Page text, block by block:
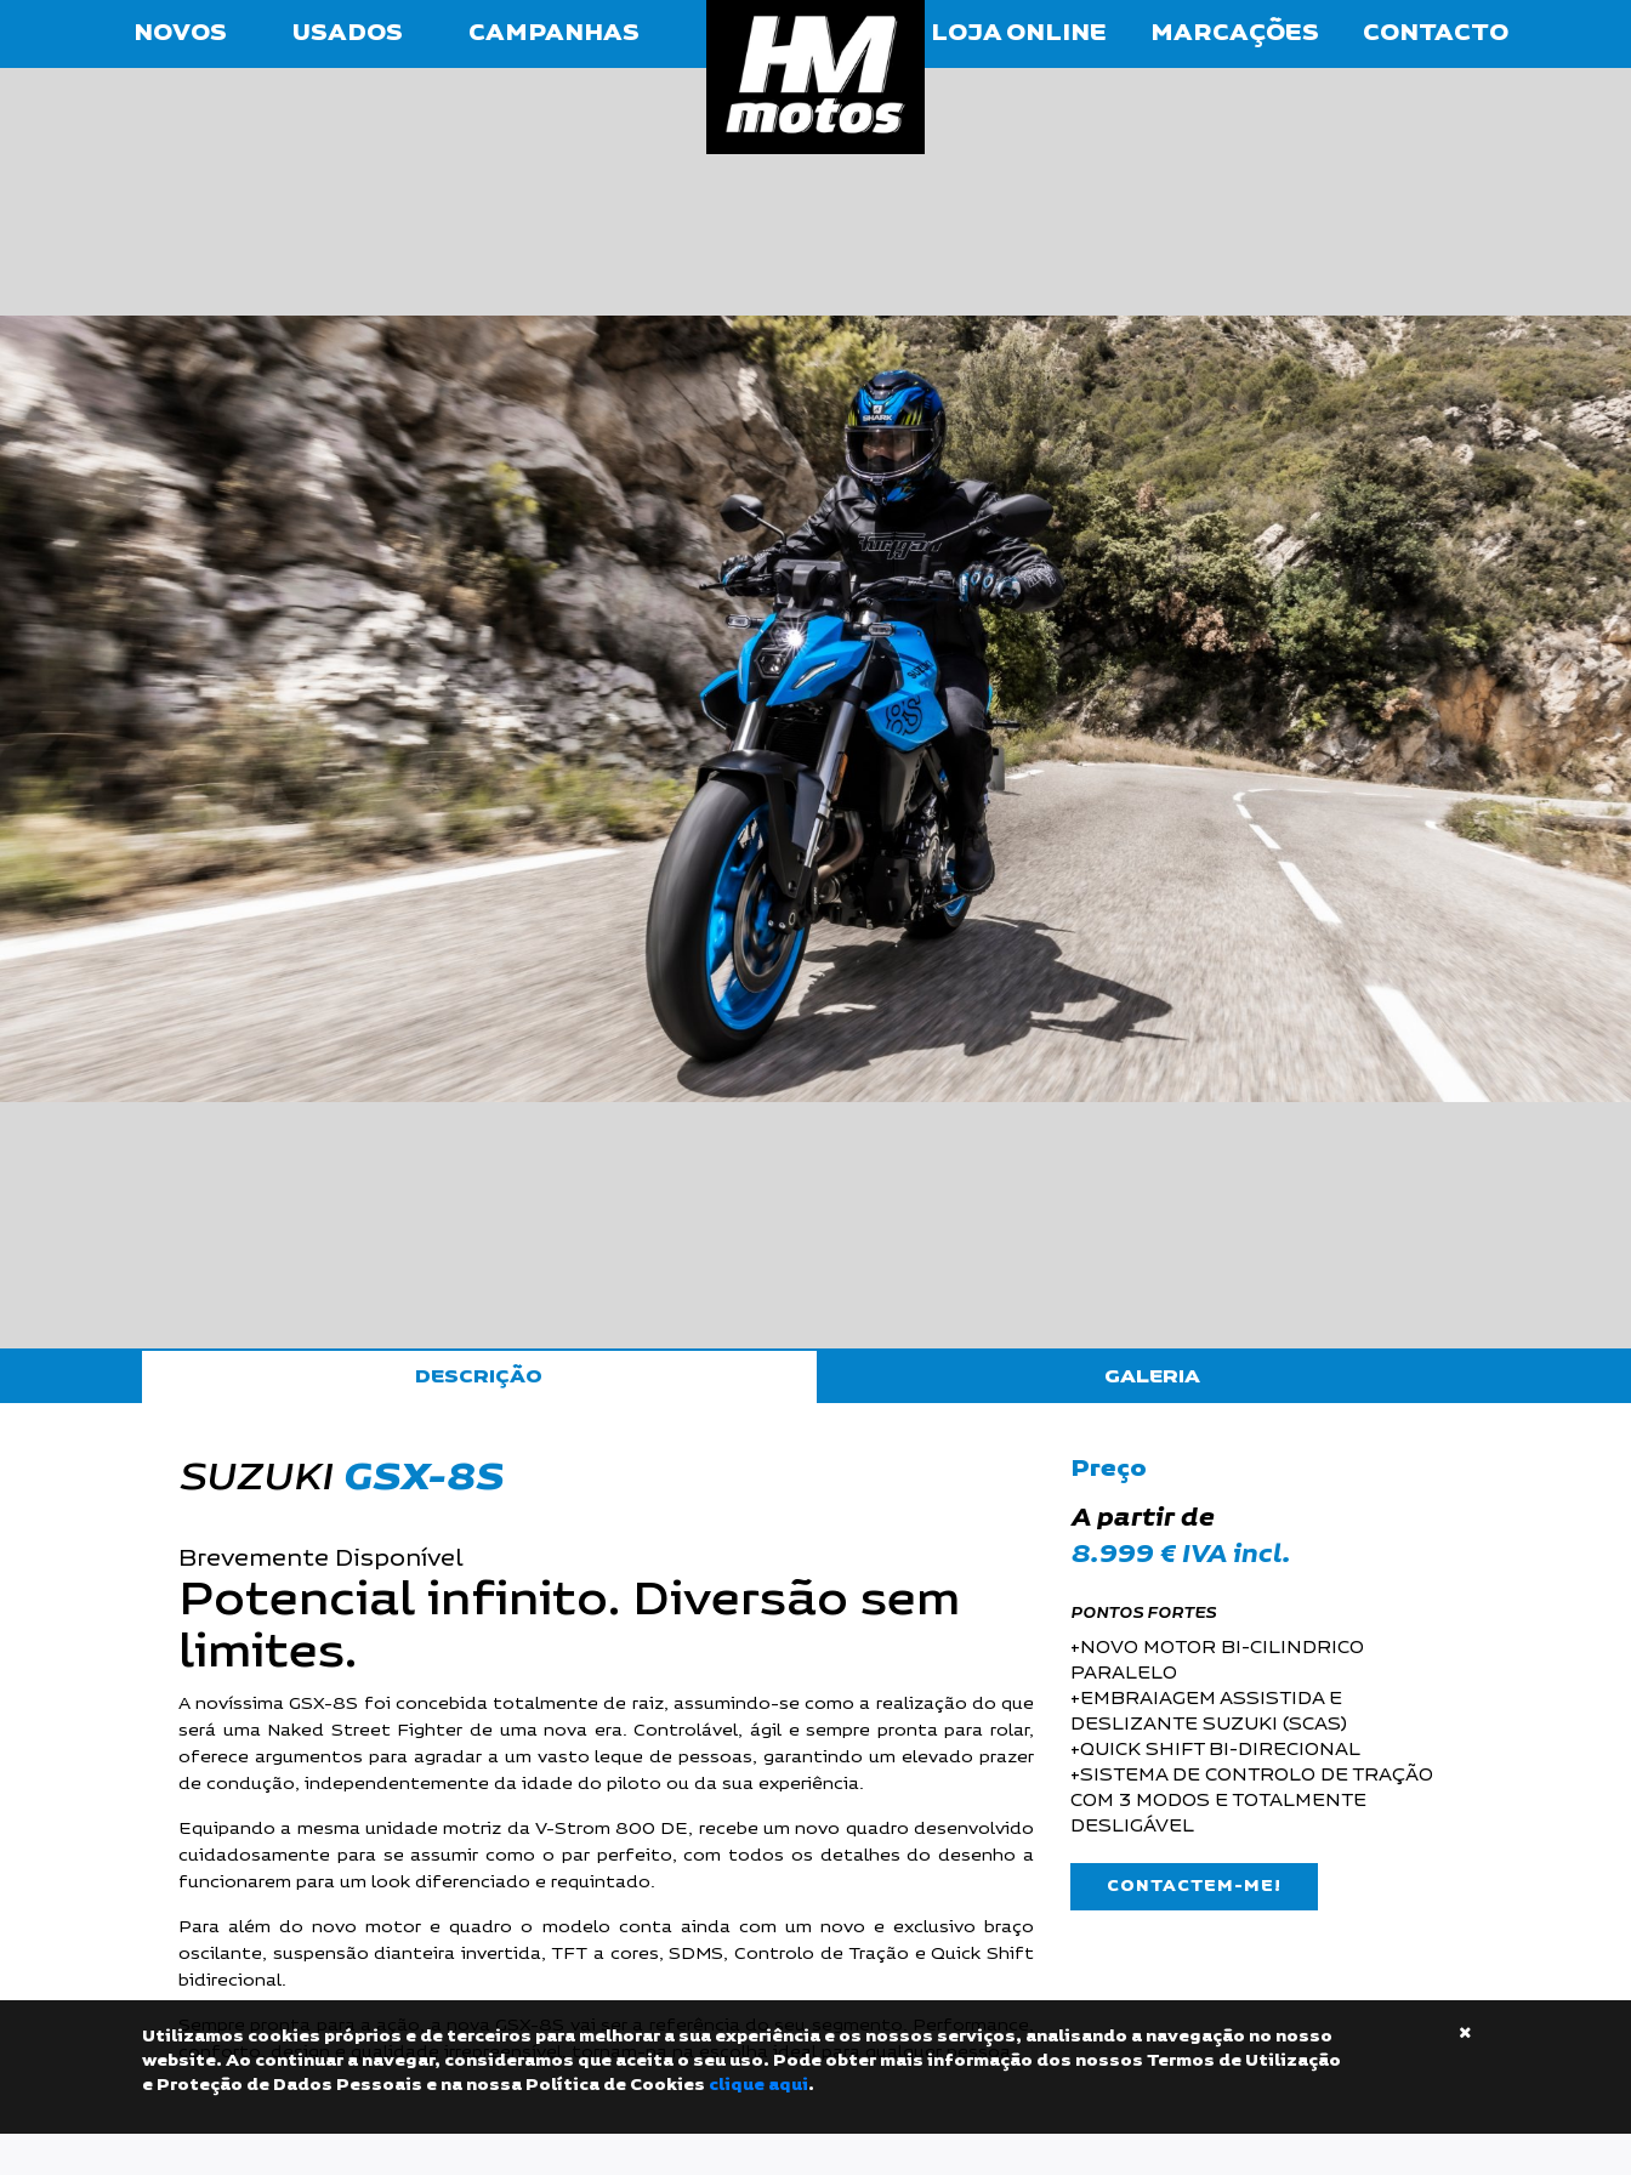
HMmotos
NOVOS USADOS CAMPANHAS LOJA ONLINE MARCAÇÕES CONTACTO
DESCRIÇÃO GALERIA
SUZUKI GSX-8S
Brevemente Disponível
Potencial infinito. Diversão sem
limites.
A novíssima GSX-8S foi concebida totalmente de raiz, assumindo-se como a realização do que
será uma Naked Street Fighter de uma nova era. Controlável, ágil e sempre pronta para rolar,
oferece argumentos para agradar a um vasto leque de pessoas, garantindo um elevado prazer
de condução, independentemente da idade do piloto ou da sua experiência.
Equipando a mesma unidade motriz da V-Strom 800 DE, recebe um novo quadro desenvolvido
cuidadosamente para se assumir como o par perfeito, com todos os detalhes do desenho a
funcionarem para um look diferenciado e requintado.
Para além do novo motor e quadro o modelo conta ainda com um novo e exclusivo braço
oscilante, suspensão dianteira invertida, TFT a cores, SDMS, Controlo de Tração e Quick Shift
bidirecional.
Sempre pronta para a ação, a nova GSX-8S vai ser a referência do seu segmento. Performance,
conforto, design e qualidade irrepreensível, tornam-na na escolha ideal para qualquer pessoa.
Preço
A partir de
8.999 € IVA incl.
PONTOS FORTES
+NOVO MOTOR BI-CILINDRICO
PARALELO
+EMBRAIAGEM ASSISTIDA E
DESLIZANTE SUZUKI (SCAS)
+QUICK SHIFT BI-DIRECIONAL
+SISTEMA DE CONTROLO DE TRAÇÃO
COM 3 MODOS E TOTALMENTE
DESLIGÁVEL
CONTACTEM-ME!
Utilizamos cookies próprios e de terceiros para melhorar a sua experiência e os nossos serviços, analisando a navegação no nosso
website. Ao continuar a navegar, consideramos que aceita o seu uso. Pode obter mais informação dos nossos Termos de Utilização
e Proteção de Dados Pessoais e na nossa Política de Cookies clique aqui.